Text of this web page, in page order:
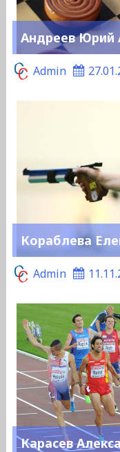
Андреев Юрий
Admin
Кораблева
Admin
Карасев